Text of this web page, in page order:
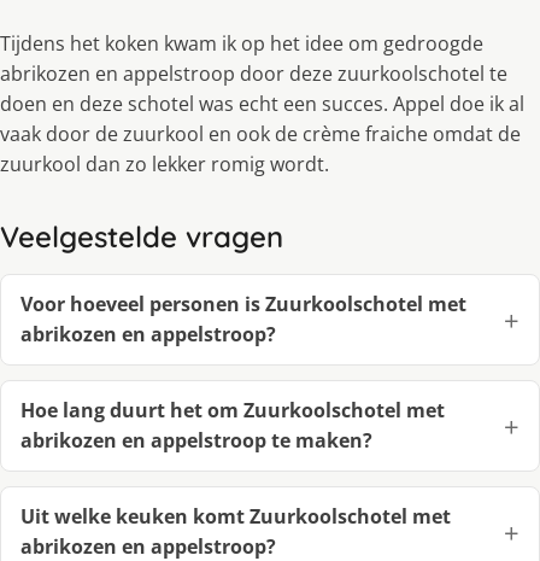
Tijdens het koken kwam ik op het idee om gedroogde
abrikozen en appelstroop door deze zuurkoolschotel te
doen en deze schotel was echt een succes. Appel doe ik al
vaak door de zuurkool en ook de crème fraiche omdat de
zuurkool dan zo lekker romig wordt.
Veelgestelde vragen
Voor hoeveel personen is Zuurkoolschotel met
abrikozen en appelstroop?
Hoe lang duurt het om Zuurkoolschotel met
abrikozen en appelstroop te maken?
Uit welke keuken komt Zuurkoolschotel met
abrikozen en appelstroop?